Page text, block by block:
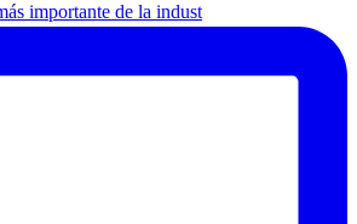
importante de la indust